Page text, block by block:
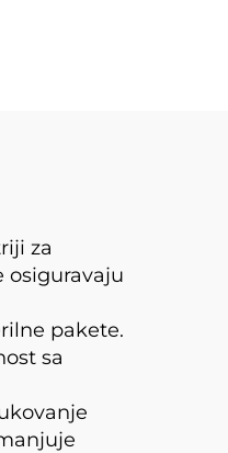
za
osiguravaju
pakete.
sa